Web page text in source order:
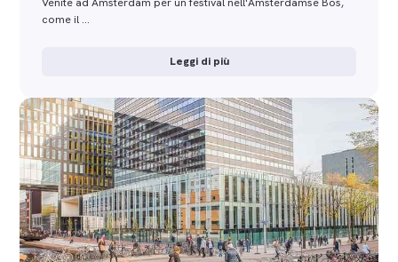
come il …
Leggi di più